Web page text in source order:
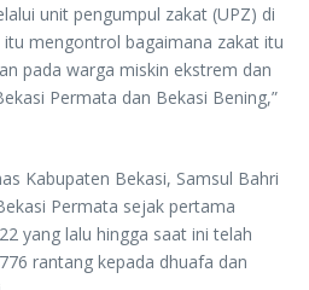
unit pengumpul zakat (UPZ) di
itu mengontrol bagaimana zakat itu
pada warga miskin ekstrem dan
Permata dan Bekasi Bening,”
Kabupaten Bekasi, Samsul Bahri
Permata sejak pertama
yang lalu hingga saat ini telah
rantang kepada dhuafa dan